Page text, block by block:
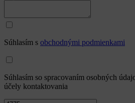
Súhlasím s obchodnými podmienkami
Súhlasím so spracovaním osobných
účely kontaktovania